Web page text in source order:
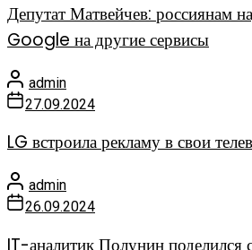
Депутат Матвейчев: россиянам
Google на другие сервисы
admin
27.09.2024
LG встроила рекламу в свои
admin
26.09.2024
IT-аналитик Полунин